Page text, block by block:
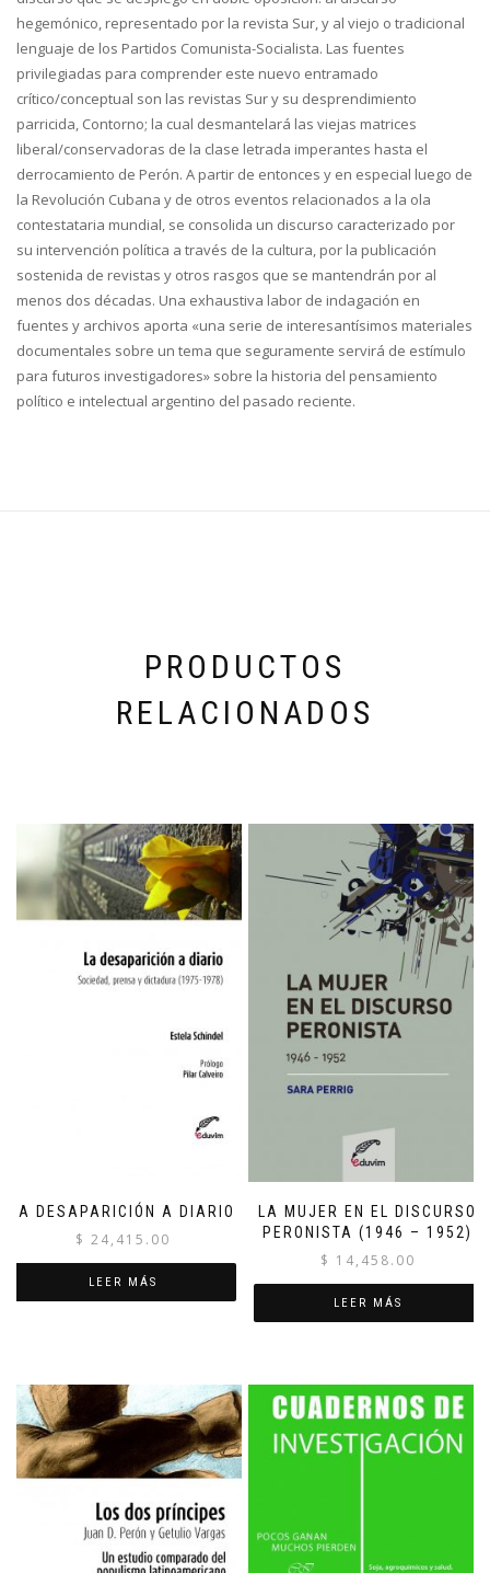
hegemónico, representado por la revista Sur, y al viejo o tradicional
lenguaje de los Partidos Comunista-Socialista. Las fuentes
privilegiadas para comprender este nuevo entramado
crítico/conceptual son las revistas Sur y su desprendimiento
parricida, Contorno; la cual desmantelará las viejas matrices
liberal/conservadoras de la clase letrada imperantes hasta el
derrocamiento de Perón. A partir de entonces y en especial luego de
la Revolución Cubana y de otros eventos relacionados a la ola
contestataria mundial, se consolida un discurso caracterizado por
su intervención política a través de la cultura, por la publicación
sostenida de revistas y otros rasgos que se mantendrán por al
menos dos décadas. Una exhaustiva labor de indagación en
fuentes y archivos aporta «una serie de interesantísimos materiales
documentales sobre un tema que seguramente servirá de estímulo
para futuros investigadores» sobre la historia del pensamiento
político e intelectual argentino del pasado reciente.
PRODUCTOS
RELACIONADOS
LA DESAPARICIÓN A DIARIO
$ 24,415.00
LEER MÁS
LA MUJER EN EL DISCURSO
PERONISTA (1946 – 1952)
$ 14,458.00
LEER MÁS